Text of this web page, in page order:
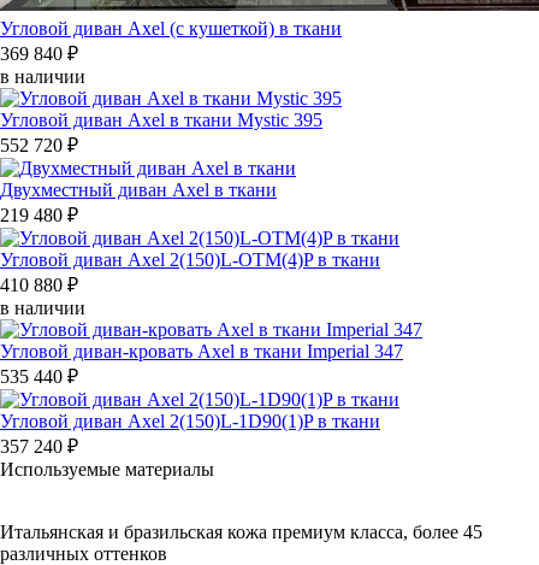
Угловой диван Axel (с кушеткой) в ткани
369 840 ₽
в наличии
Угловой диван Axel в ткани Mystic 395
552 720 ₽
Двухместный диван Axel в ткани
219 480 ₽
Угловой диван Axel 2(150)L-OTM(4)P в ткани
410 880 ₽
в наличии
Угловой диван-кровать Axel в ткани Imperial 347
535 440 ₽
Угловой диван Axel 2(150)L-1D90(1)P в ткани
357 240 ₽
Используемые материалы
Итальянская и бразильская кожа премиум класса, более 45
различных оттенков